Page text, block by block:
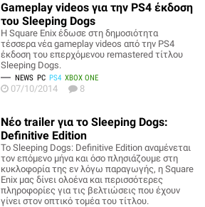
Gameplay videos για την PS4 έκδοση
του Sleeping Dogs
Η Square Enix έδωσε στη δημοσιότητα
τέσσερα νέα gameplay videos από την PS4
έκδοση του επερχόμενου remastered τίτλου
Sleeping Dogs.
NEWS PC PS4 XBOX ONE
07/10/2014 8
Νέο trailer για το Sleeping Dogs:
Definitive Edition
Το Sleeping Dogs: Definitive Edition αναμένεται
τον επόμενο μήνα και όσο πλησιάζουμε στη
κυκλοφορία της εν λόγω παραγωγής, η Square
Enix μας δίνει ολοένα και περισσότερες
πληροφορίες για τις βελτιώσεις που έχουν
γίνει στον οπτικό τομέα του τίτλου.